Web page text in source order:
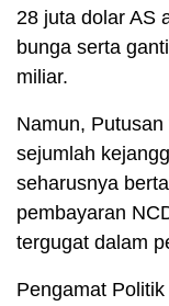
28 juta dolar AS
bunga serta
miliar.
Namun,
sejumlah
seharusnya
pembayaran
tergugat dalam
Pengamat